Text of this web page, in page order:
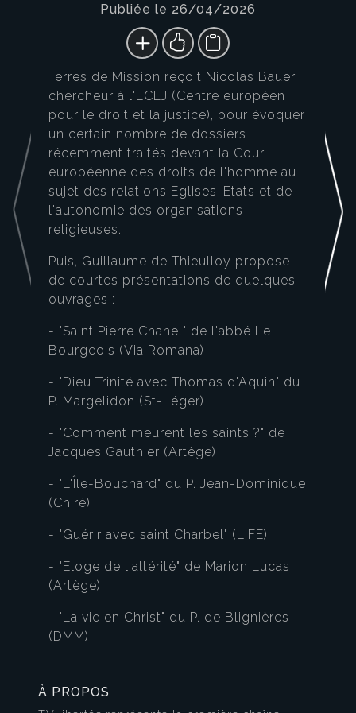
Publiée le 26/04/2026
Terres de Mission reçoit Nicolas Bauer,
chercheur à l'ECLJ (Centre européen
pour le droit et la justice), pour évoquer
un certain nombre de dossiers
récemment traités devant la Cour
européenne des droits de l'homme au
sujet des relations Eglises-Etats et de
l'autonomie des organisations
religieuses.
Puis, Guillaume de Thieulloy propose
de courtes présentations de quelques
ouvrages :
- "Saint Pierre Chanel" de l'abbé Le
Bourgeois (Via Romana)
- "Dieu Trinité avec Thomas d'Aquin" du
P. Margelidon (St-Léger)
- "Comment meurent les saints ?" de
Jacques Gauthier (Artège)
- "L'Île-Bouchard" du P. Jean-Dominique
(Chiré)
- "Guérir avec saint Charbel" (LIFE)
- "Eloge de l'altérité" de Marion Lucas
(Artège)
- "La vie en Christ" du P. de Blignières
(DMM)
À PROPOS